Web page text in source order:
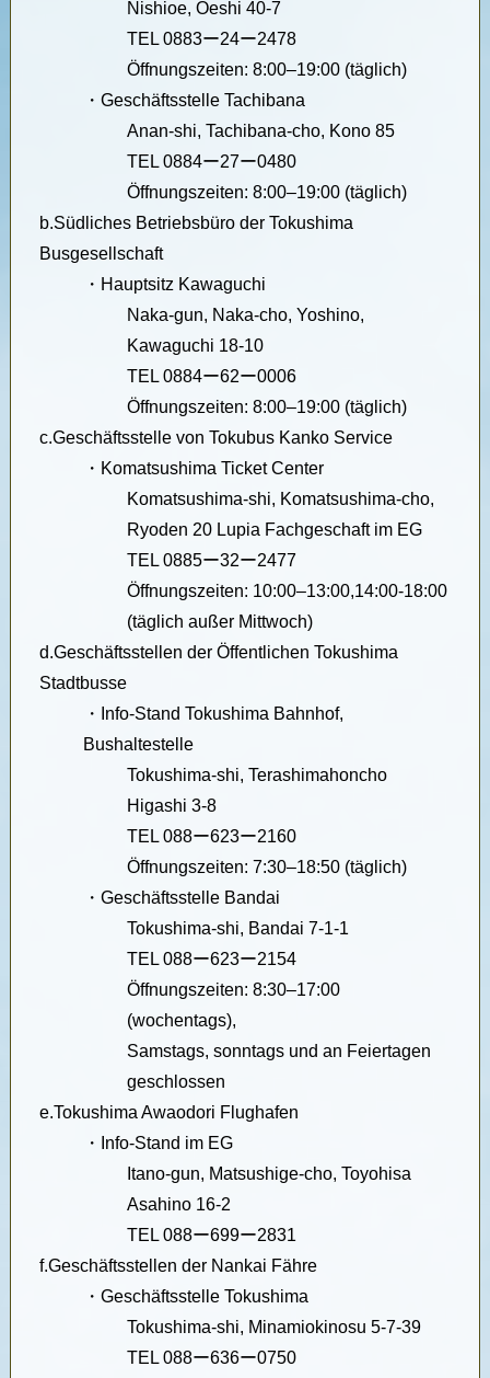
Nishioe, Oeshi 40-7
TEL 0883ー24ー2478
Öffnungszeiten: 8:00–19:00 (täglich)
・ Geschäftsstelle Tachibana
Anan-shi, Tachibana-cho, Kono 85
TEL 0884ー27ー0480
Öffnungszeiten: 8:00–19:00 (täglich)
b.Südliches Betriebsbüro der Tokushima
Busgesellschaft
・ Hauptsitz Kawaguchi
Naka-gun, Naka-cho, Yoshino,
Kawaguchi 18-10
TEL 0884ー62ー0006
Öffnungszeiten: 8:00–19:00 (täglich)
c.Geschäftsstelle von Tokubus Kanko Service
・ Komatsushima Ticket Center
Komatsushima-shi, Komatsushima-cho,
Ryoden 20 Lupia Fachgeschaft im EG
TEL 0885ー32ー2477
Öffnungszeiten: 10:00–13:00,14:00-18:00
(täglich außer Mittwoch)
d.Geschäftsstellen der Öffentlichen Tokushima
Stadtbusse
・
Info-Stand Tokushima Bahnhof,
Bushaltestelle
Tokushima-shi, Terashimahoncho
Higashi 3-8
TEL 088ー623ー2160
Öffnungszeiten: 7:30–18:50 (täglich)
・ Geschäftsstelle Bandai
Tokushima-shi, Bandai 7-1-1
TEL 088ー623ー2154
Öffnungszeiten: 8:30–17:00
(wochentags),
Samstags, sonntags und an Feiertagen
geschlossen
e.Tokushima Awaodori Flughafen
・
Info-Stand im EG
Itano-gun, Matsushige-cho, Toyohisa
Asahino 16-2
TEL 088ー699ー2831
f.Geschäftsstellen der Nankai Fähre
・ Geschäftsstelle Tokushima
Tokushima-shi, Minamiokinosu 5-7-39
TEL 088ー636ー0750